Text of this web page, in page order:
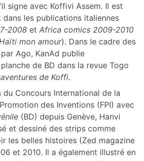
signe avec Koffivi Assem. Il est
dans les publications italiennes
2008 et Africa comics 2009-2010
mon amour). Dans le cadre des
Ago, KanAd publie
de BD dans la revue Togo
de Koffi.
du Concours International de la
des Inventions (FPI) avec
(BD) depuis Genève, Hanvi
et dessiné des strips comme
les belles histoires (Zed magazine
et 2010. Il a également illustré en